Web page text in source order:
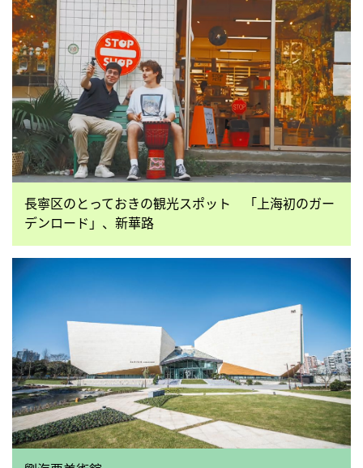
長寧区のとっておきの観光スポット 「上海初のガー
デンロード」、新華路